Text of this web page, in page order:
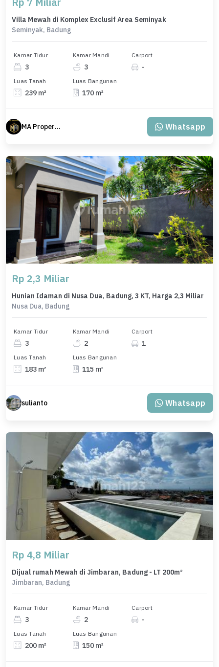
Villa Mewah di Komplex Exclusif Area Seminyak
Seminyak, Badung
Kamar Tidur
3
Kamar Mandi
3
Carport
-
Luas Tanah
239 m²
Luas Bangunan
170 m²
MA Properti Agent Whatsapp
Rp 2,3 Miliar
Hunian Idaman di Nusa Dua, Badung, 3 KT, Harga 2,3 Miliar
Nusa Dua, Badung
Kamar Tidur
3
Kamar Mandi
2
Carport
1
Luas Tanah
183 m²
Luas Bangunan
115 m²
sulianto Whatsapp
Rp 4,8 Miliar
Dijual rumah Mewah di Jimbaran, Badung - LT 200m²
Jimbaran, Badung
Kamar Tidur
3
Kamar Mandi
2
Carport
-
Luas Tanah
200 m²
Luas Bangunan
150 m²